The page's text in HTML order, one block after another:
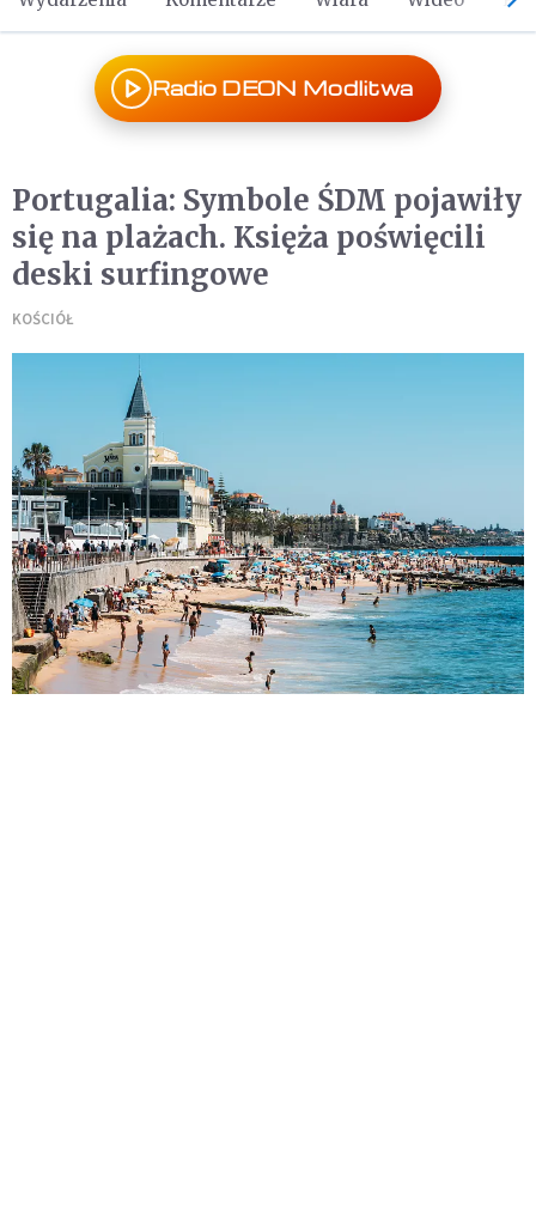
Radio DEON Modlitwa
Portugalia: Symbole ŚDM pojawiły
się na plażach. Księża poświęcili
deski surfingowe
KOŚCIÓŁ